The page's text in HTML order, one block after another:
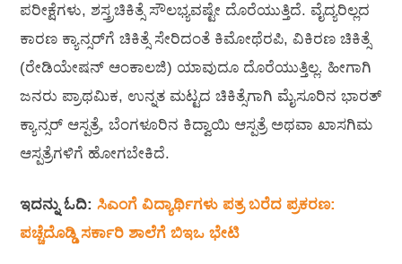
ಪರೀಕ್ಷೆಗಳು, ಶಸ್ತ್ರಚಿಕಿತ್ಸೆ ಸೌಲಭ್ಯವಷ್ಟೇ ದೊರೆಯುತ್ತಿದೆ. ವೈದ್ಯರಿಲ್ಲದ
ಕಾರಣ ಕ್ಯಾನ್ಸರ್‌ಗೆ ಚಿಕಿತ್ಸೆ ಸೇರಿದಂತೆ ಕಿಮೋಥೆರಪಿ, ವಿಕಿರಣ ಚಿಕಿತ್ಸೆ
(ರೇಡಿಯೇಷನ್ ಆಂಕಾಲಜಿ) ಯಾವುದೂ ದೊರೆಯುತ್ತಿಲ್ಲ. ಹೀಗಾಗಿ
ಜನರು ಪ್ರಾಥಮಿಕ, ಉನ್ನತ ಮಟ್ಟದ ಚಿಕಿತ್ಸೆಗಾಗಿ ಮೈಸೂರಿನ ಭಾರತ್
ಕ್ಯಾನ್ಸರ್ ಆಸ್ಪತ್ರೆ, ಬೆಂಗಳೂರಿನ ಕಿದ್ವಾಯಿ ಆಸ್ಪತ್ರೆ ಅಥವಾ ಖಾಸಗಿಮ
ಆಸ್ಪತ್ರೆಗಳಿಗೆ ಹೋಗಬೇಕಿದೆ.
ಇದನ್ನು ಓದಿ: ಸಿಎಂಗೆ ವಿದ್ಯಾರ್ಥಿಗಳು ಪತ್ರ ಬರೆದ ಪ್ರಕರಣ:
ಪಚ್ಚೆದೊಡ್ಡಿ ಸರ್ಕಾರಿ ಶಾಲೆಗೆ ಬಿಇಒ ಭೇಟಿ